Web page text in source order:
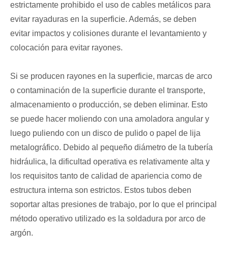
estrictamente prohibido el uso de cables metálicos para
evitar rayaduras en la superficie. Además, se deben
evitar impactos y colisiones durante el levantamiento y
colocación para evitar rayones.
Si se producen rayones en la superficie, marcas de arco
o contaminación de la superficie durante el transporte,
almacenamiento o producción, se deben eliminar. Esto
se puede hacer moliendo con una amoladora angular y
luego puliendo con un disco de pulido o papel de lija
metalográfico. Debido al pequeño diámetro de la tubería
hidráulica, la dificultad operativa es relativamente alta y
los requisitos tanto de calidad de apariencia como de
estructura interna son estrictos. Estos tubos deben
soportar altas presiones de trabajo, por lo que el principal
método operativo utilizado es la soldadura por arco de
argón.